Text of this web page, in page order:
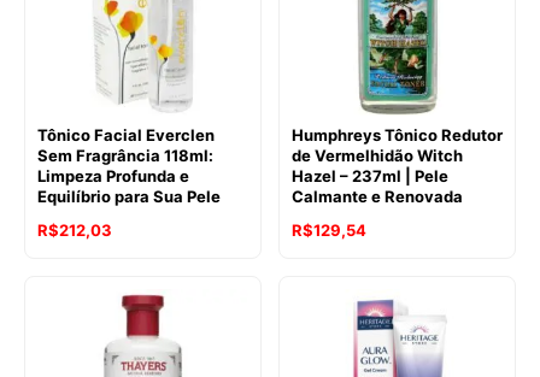
Tônico Facial Everclen
Sem Fragrância 118ml:
Limpeza Profunda e
Equilíbrio para Sua Pele
R$212,03
Humphreys Tônico Redutor
de Vermelhidão Witch
Hazel – 237ml | Pele
Calmante e Renovada
R$129,54